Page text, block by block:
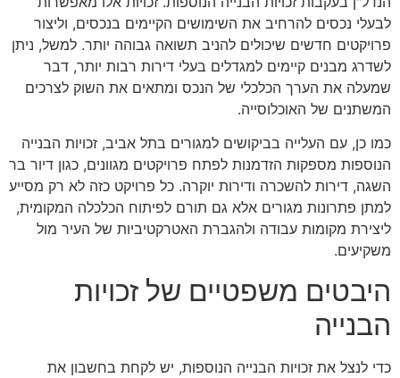
לבעלי נכסים להרחיב את השימושים הקיימים בנכסים, וליצור
פרויקטים חדשים שיכולים להניב תשואה גבוהה יותר. למשל, ניתן
לשדרג מבנים קיימים למגדלים בעלי דירות רבות יותר, דבר
שמעלה את הערך הכלכלי של הנכס ומתאים את השוק לצרכים
המשתנים של האוכלוסייה.
כמו כן, עם העלייה בביקושים למגורים בתל אביב, זכויות הבנייה
הנוספות מספקות הזדמנות לפתח פרויקטים מגוונים, כגון דיור בר
השגה, דירות להשכרה ודירות יוקרה. כל פרויקט כזה לא רק מסייע
למתן פתרונות מגורים אלא גם תורם לפיתוח הכלכלה המקומית,
ליצירת מקומות עבודה ולהגברת האטרקטיביות של העיר מול
משקיעים.
היבטים משפטיים של זכויות
הבנייה
כדי לנצל את זכויות הבנייה הנוספות, יש לקחת בחשבון את